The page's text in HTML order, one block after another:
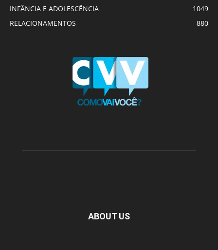
INFÂNCIA E ADOLESCÊNCIA
1049
RELACIONAMENTOS
880
ABOUT US